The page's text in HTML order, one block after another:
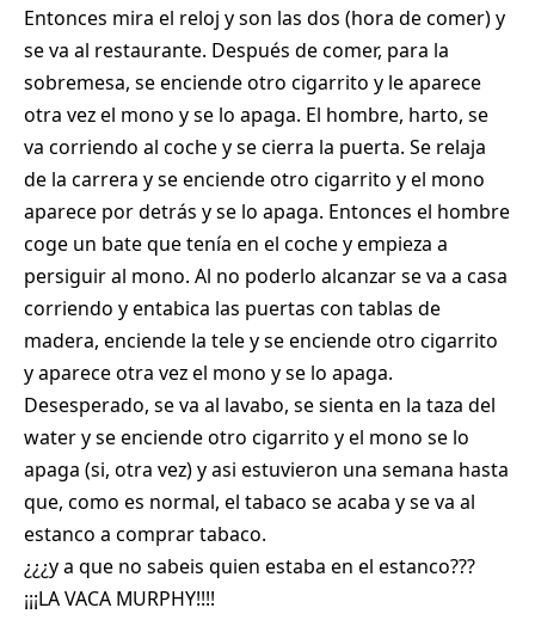
Entonces mira el reloj y son las dos (hora de comer) y
se va al restaurante. Después de comer, para la
sobremesa, se enciende otro cigarrito y le aparece
otra vez el mono y se lo apaga. El hombre, harto, se
va corriendo al coche y se cierra la puerta. Se relaja
de la carrera y se enciende otro cigarrito y el mono
aparece por detrás y se lo apaga. Entonces el hombre
coge un bate que tenía en el coche y empieza a
persiguir al mono. Al no poderlo alcanzar se va a casa
corriendo y entabica las puertas con tablas de
madera, enciende la tele y se enciende otro cigarrito
y aparece otra vez el mono y se lo apaga.
Desesperado, se va al lavabo, se sienta en la taza del
water y se enciende otro cigarrito y el mono se lo
apaga (si, otra vez) y asi estuvieron una semana hasta
que, como es normal, el tabaco se acaba y se va al
estanco a comprar tabaco.
¿¿¿y a que no sabeis quien estaba en el estanco???
¡¡¡LA VACA MURPHY!!!!